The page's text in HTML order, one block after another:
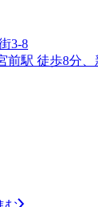
3-8
前駅 徒歩8分